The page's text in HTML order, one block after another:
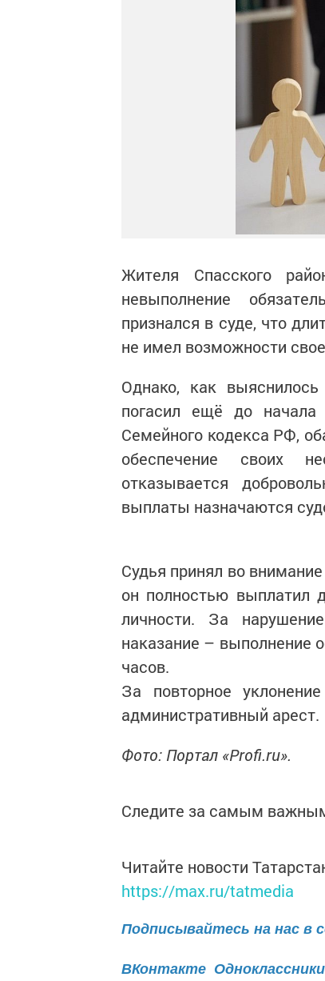
Жителя Спасского
невыполнение
признался в суде, что
не имел возможности
Однако, как
погасил ещё до начала
Семейного кодекса РФ,
обеспечение своих
отказывается
выплаты назначаются
Судья принял во
он полностью выплатил
личности. За
наказание – выполнение
часов.
За повторное
административный арест.
Фото: Портал «Profi.ru».
Следите за самым
Читайте новости
https://max.ru/tatmedia
Подписывайтесь на нас в
ВКонтакте Одноклассники